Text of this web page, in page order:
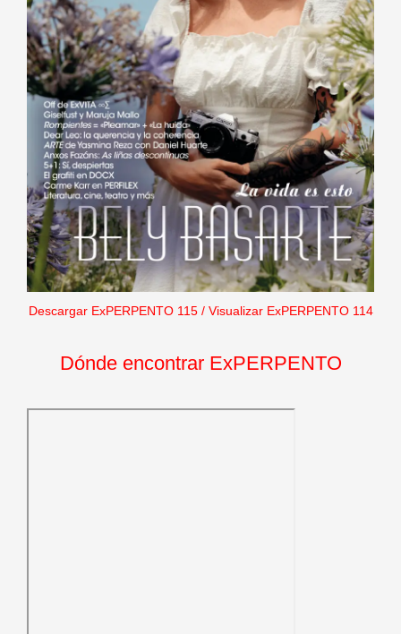
Descargar ExPERPENTO 115/ Visualizar ExPERPENTO 114
Dónde encontrar ExPERPENTO